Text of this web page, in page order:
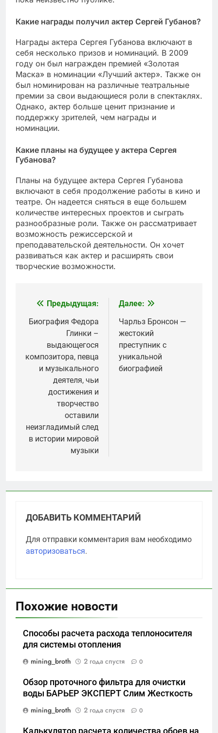
Какие награды получил актер Сергей Губанов?
Награды актера Сергея Губанова включают в
себя несколько призов и номинаций. В 2009
году он был награжден премией «Золотая
Маска» в номинации «Лучший актер». Также он
был номинирован на различные театральные
премии за свои выдающиеся роли в спектаклях.
Однако, актер больше ценит признание и
поддержку зрителей, чем награды и
номинации.
Какие планы на будущее у актера Сергея
Губанова?
Планы на будущее актера Сергея Губанова
включают в себя продолжение работы в кино и
театре. Он надеется сняться в еще большем
количестве интересных проектов и сыграть
разнообразные роли. Также он рассматривает
возможность режиссерской и
преподавательской деятельности. Он хочет
развиваться как актер и расширять свои
творческие возможности.
Навигация
по
записям
Предыдущая:
Биография Федора
Глинки –
выдающегося
композитора, певца
и музыкального
деятеля, чьи
достижения и
творчество
оставили
неизгладимый след
в истории мировой
музыки
Далее:
Чарльз Бронсон —
жестокий
преступник с
уникальной
биографией
ДОБАВИТЬ КОММЕНТАРИЙ
Для отправки комментария вам необходимо
авторизоваться.
Похожие новости
Способы расчета расхода теплоносителя
для системы отопления
mining_broth
2 года спустя 0
Обзор проточного фильтра для очистки
воды БАРЬЕР ЭКСПЕРТ Слим Жесткость
mining_broth
2 года спустя 0